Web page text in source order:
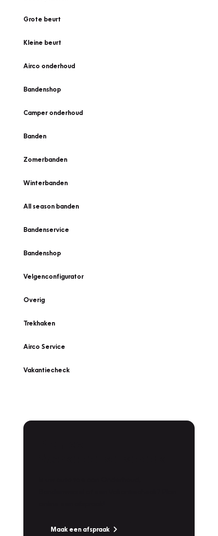
Grote beurt
Kleine beurt
Airco onderhoud
Bandenshop
Camper onderhoud
Banden
Zomerbanden
Winterbanden
All season banden
Bandenservice
Bandenshop
Velgenconfigurator
Overig
Trekhaken
Airco Service
Vakantiecheck
Maak een afspraak